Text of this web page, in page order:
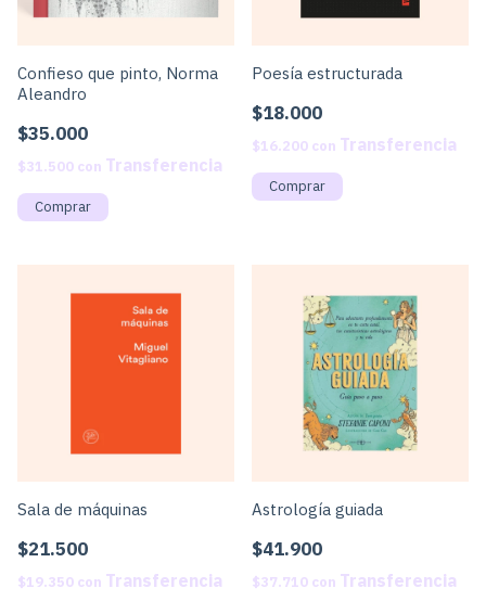
Confieso que pinto, Norma
Aleandro
$35.000
$31.500 con
Poesía estructurada
$18.000
$16.200 con
Sala de máquinas
$21.500
$19.350 con
Astrología guiada
$41.900
$37.710 con